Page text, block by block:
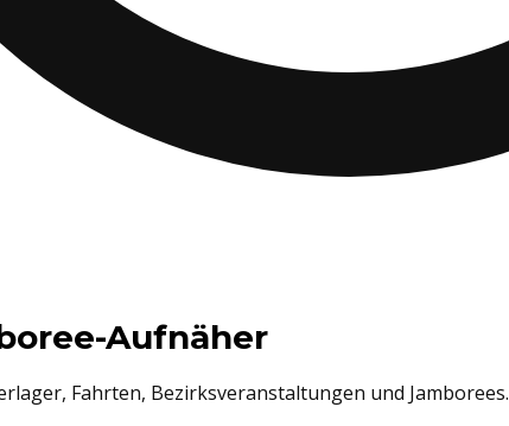
Aufnäher
Fahrten, Bezirksveranstaltungen und Jamborees.